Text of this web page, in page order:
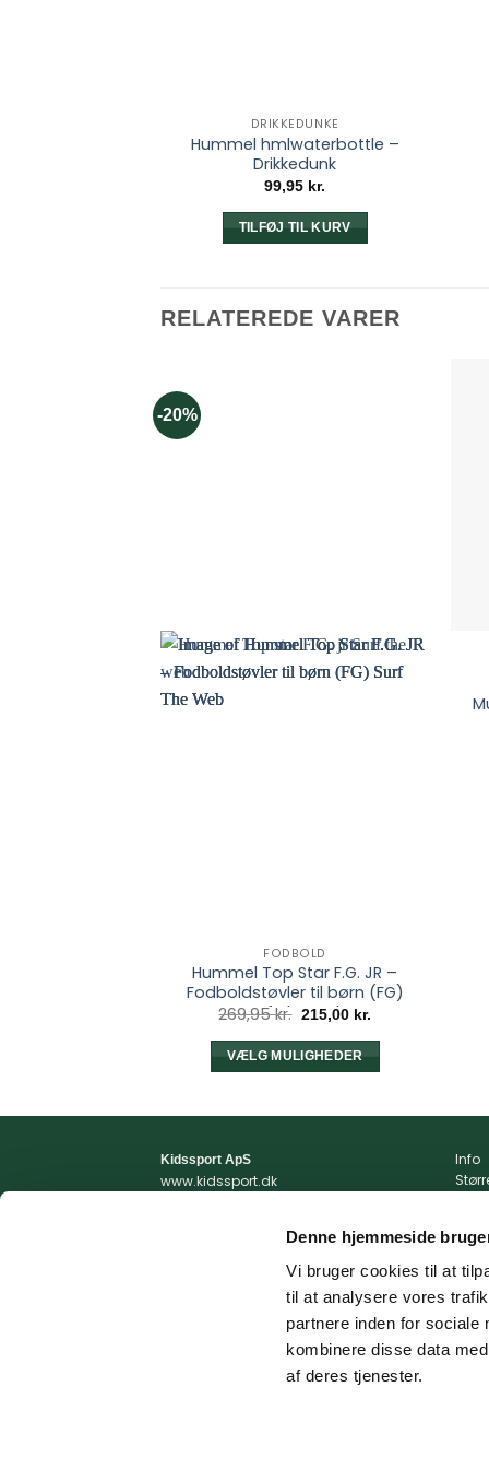
Denne hjemmeside
Vi bruger cookies til at
til at analysere vores
partnere inden for sociale
kombinere disse data
af deres tjenester.
DRIKKEDUNKE
Hummel hmlwaterbottle –
Drikkedunk
99,95 kr.
TILFØJ TIL KURV
RELATEREDE VARER
-20%
FODBOLD
Hummel Top Star F.G. JR –
Fodboldstøvler til børn (FG)
Surf The Web
269,95kr. Den
oprindelige
pris
var:
269,95 kr..
215,00 kr.Den
pris
215,00 kr..
VÆLG MULIGHEDER
kan
på
varesiden
Kidssport ApS
www.kidssport.dk
Info
Min
Retur